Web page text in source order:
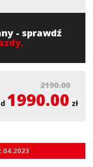
- sprawdź
1990.00
2190.00
zł